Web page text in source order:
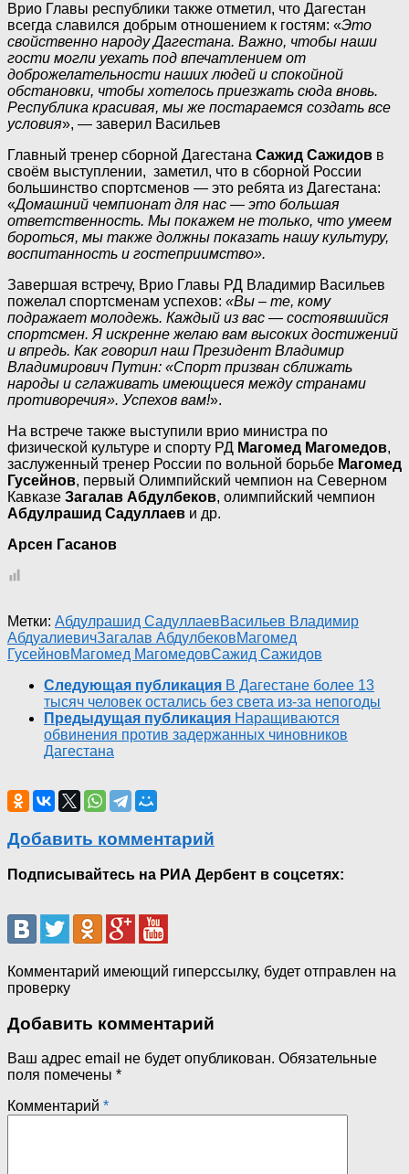
Врио Главы республики также отметил, что Дагестан
всегда славился добрым отношением к гостям: «Это
свойственно народу Дагестана. Важно, чтобы наши
гости могли уехать под впечатлением от
доброжелательности наших людей и спокойной
обстановки, чтобы хотелось приезжать сюда вновь.
Республика красивая, мы же постараемся создать все
условия», — заверил Васильев
Главный тренер сборной Дагестана Сажид Сажидов в
своём выступлении, заметил, что в сборной России
большинство спортсменов — это ребята из Дагестана:
«Домашний чемпионат для нас — это большая
ответственность. Мы покажем не только, что умеем
бороться, мы также должны показать нашу культуру,
воспитанность и гостеприимство».
Завершая встречу, Врио Главы РД Владимир Васильев
пожелал спортсменам успехов: «Вы – те, кому
подражает молодежь. Каждый из вас — состоявшийся
спортсмен. Я искренне желаю вам высоких достижений
и впредь. Как говорил наш Президент Владимир
Владимирович Путин: «Спорт призван сближать
народы и сглаживать имеющиеся между странами
противоречия». Успехов вам!».
На встрече также выступили врио министра по
физической культуре и спорту РД Магомед Магомедов,
заслуженный тренер России по вольной борьбе Магомед
Гусейнов, первый Олимпийский чемпион на Северном
Кавказе Загалав Абдулбеков, олимпийский чемпион
Абдулрашид Садуллаев и др.
Арсен Гасанов
Метки: Абдулрашид СадуллаевВасильев Владимир
АбдуалиевичЗагалав АбдулбековМагомед
ГусейновМагомед МагомедовСажид Сажидов
Следующая публикация В Дагестане более 13
тысяч человек остались без света из-за непогоды
Предыдущая публикация Наращиваются
обвинения против задержанных чиновников
Дагестана
Добавить комментарий
Подписывайтесь на РИА Дербент в соцсетях:
Комментарий имеющий гиперссылку, будет отправлен на
проверку
Добавить комментарий
Ваш адрес email не будет опубликован. Обязательные
поля помечены *
Комментарий *